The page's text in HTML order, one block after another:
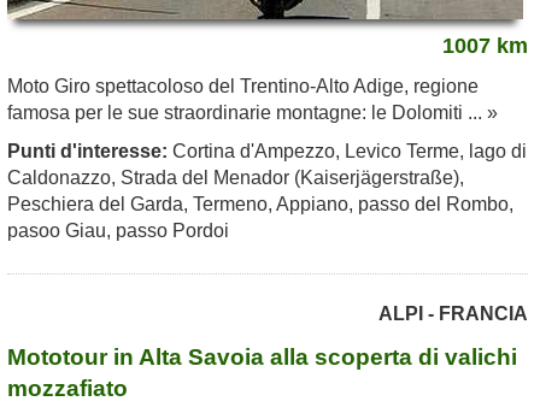
1007 km
Moto Giro spettacoloso del Trentino-Alto Adige, regione
famosa per le sue straordinarie montagne: le Dolomiti ... »
Punti d'interesse: Cortina d'Ampezzo, Levico Terme, lago di
Caldonazzo, Strada del Menador (Kaiserjägerstraße),
Peschiera del Garda, Termeno, Appiano, passo del Rombo,
pasoo Giau, passo Pordoi
ALPI - FRANCIA
Mototour in Alta Savoia alla scoperta di valichi
mozzafiato